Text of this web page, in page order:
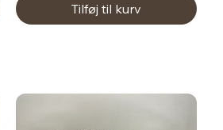
Tilføj til kurv